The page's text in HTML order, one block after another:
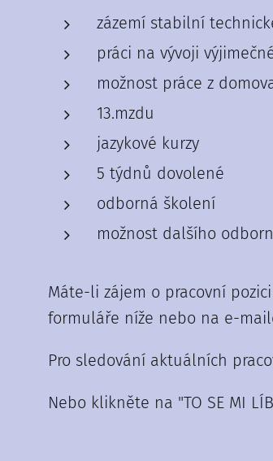
zázemí stabilní
práci na vývoji
možnost práce z
13.mzdu
jazykové kurzy
5 týdnů dovolené
odborná školení
možnost dalšího
Máte-li zájem o pracovní pozici
formuláře níže nebo na e-
Pro sledování aktuálních
Nebo klikněte na "TO SE MI